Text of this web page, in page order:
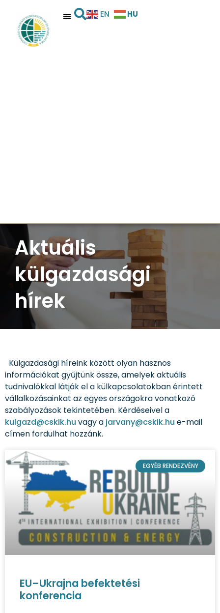
EN HU
Aktuális
külgazdasági
hírek
Külgazdasági híreink között olyan hasznos
információkat gyűjtünk össze, amelyek aktuális
tudnivalókkal látják el a külkapcsolatokban érintett
vállalkozásainkat az egyes országokra vonatkozó
szabályozások tekintetében. Kérdéseivel a
kulgazd@cskik.hu vagy a jarvany@cskik.hu e-mail
címen fordulhat hozzánk.
EGYÉB RENDEZVÉNY
EU–Ukrajna befektetési
konferencia